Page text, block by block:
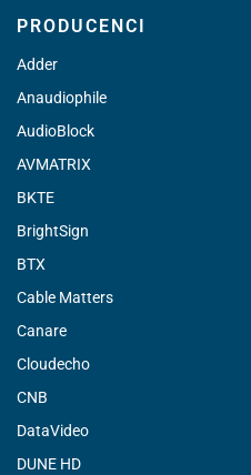
PRODUCENCI
Adder
Anaudiophile
AudioBlock
AVMATRIX
BKTE
BrightSign
BTX
Cable Matters
Canare
Cloudecho
CNB
DataVideo
DUNE HD